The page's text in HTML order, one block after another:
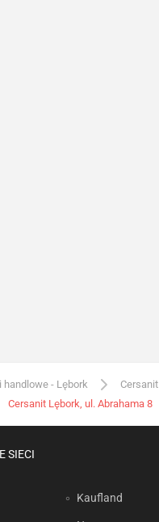
handlowe - Lębork Cersanit
Cersanit Lębork, ul. Abrahama 8
SIECI
Kaufland